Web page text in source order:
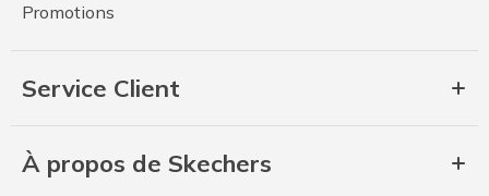
Promotions
Service Client
À propos de Skechers